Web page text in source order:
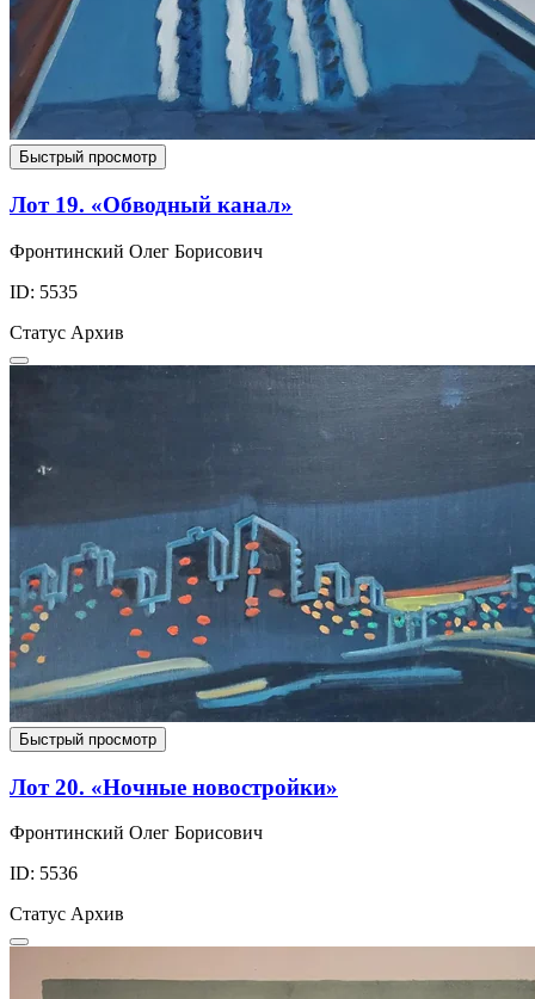
Быстрый просмотр
Лот 19. «Обводный канал»
Фронтинский Олег Борисович
ID: 5535
Статус Архив
Быстрый просмотр
Лот 20. «Ночные новостройки»
Фронтинский Олег Борисович
ID: 5536
Статус Архив